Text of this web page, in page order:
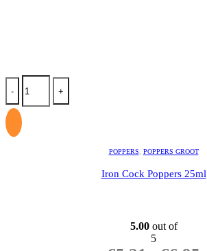
- +
POPPERS, POPPERS GROOT
Iron Cock Poppers 25ml
5.00out of
5